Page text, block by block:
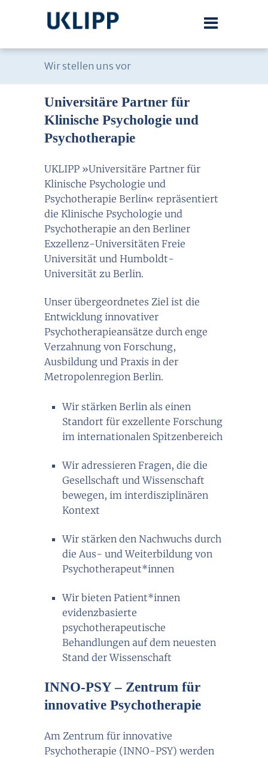
Wir stellen uns vor
Universitäre Partner für
Klinische Psychologie und
Psychotherapie
UKLIPP »Universitäre Partner für
Klinische Psychologie und
Psychotherapie Berlin« repräsentiert
die Klinische Psychologie und
Psychotherapie an den Berliner
Exzellenz-Universitäten Freie
Universität und Humboldt-
Universität zu Berlin.
Unser übergeordnetes Ziel ist die
Entwicklung innovativer
Psychotherapieansätze durch enge
Verzahnung von Forschung,
Ausbildung und Praxis in der
Metropolenregion Berlin.
Wir stärken Berlin als einen
Standort für exzellente Forschung
im internationalen Spitzenbereich
Wir adressieren Fragen, die die
Gesellschaft und Wissenschaft
bewegen, im interdisziplinären
Kontext
Wir stärken den Nachwuchs durch
die Aus- und Weiterbildung von
Psychotherapeut*innen
Wir bieten Patient*innen
evidenzbasierte
psychotherapeutische
Behandlungen auf dem neuesten
Stand der Wissenschaft
INNO-PSY – Zentrum für
innovative Psychotherapie
Am Zentrum für innovative
Psychotherapie (INNO-PSY) werden